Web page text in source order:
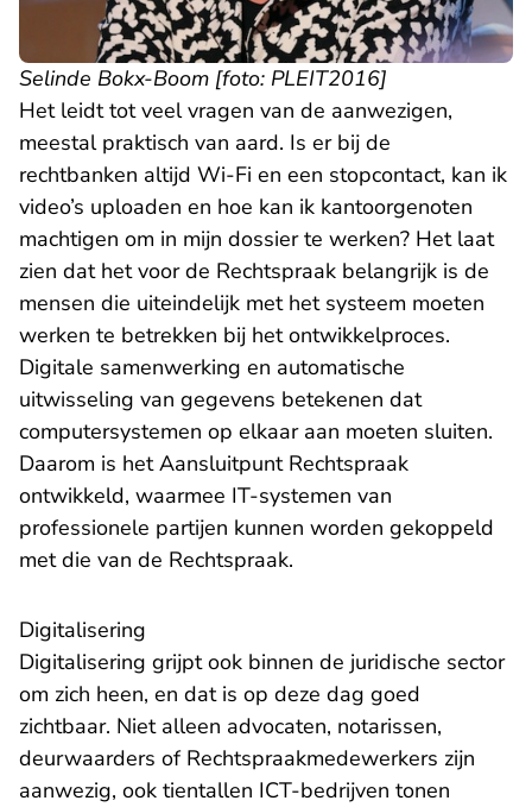
Selinde Bokx-Boom [foto: PLEIT2016]
Het leidt tot veel vragen van de aanwezigen,
meestal praktisch van aard. Is er bij de
rechtbanken altijd Wi-Fi en een stopcontact, kan ik
video’s uploaden en hoe kan ik kantoorgenoten
machtigen om in mijn dossier te werken? Het laat
zien dat het voor de Rechtspraak belangrijk is de
mensen die uiteindelijk met het systeem moeten
werken te betrekken bij het ontwikkelproces.
Digitale samenwerking en automatische
uitwisseling van gegevens betekenen dat
computersystemen op elkaar aan moeten sluiten.
Daarom is het Aansluitpunt Rechtspraak
ontwikkeld, waarmee IT-systemen van
professionele partijen kunnen worden gekoppeld
met die van de Rechtspraak.
Digitalisering
Digitalisering grijpt ook binnen de juridische sector
om zich heen, en dat is op deze dag goed
zichtbaar. Niet alleen advocaten, notarissen,
deurwaarders of Rechtspraakmedewerkers zijn
aanwezig, ook tientallen ICT-bedrijven tonen